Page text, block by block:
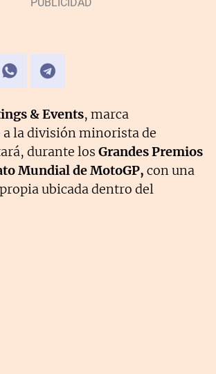
& Events, marca
la división minorista de
durante los Grandes Premios
Mundial de MotoGP, con una
ubicada dentro del